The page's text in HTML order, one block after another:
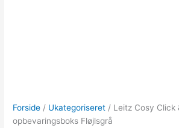
Forside / Ukategoriseret / Leitz Cosy Click
opbevaringsboks Fløjlsgrå